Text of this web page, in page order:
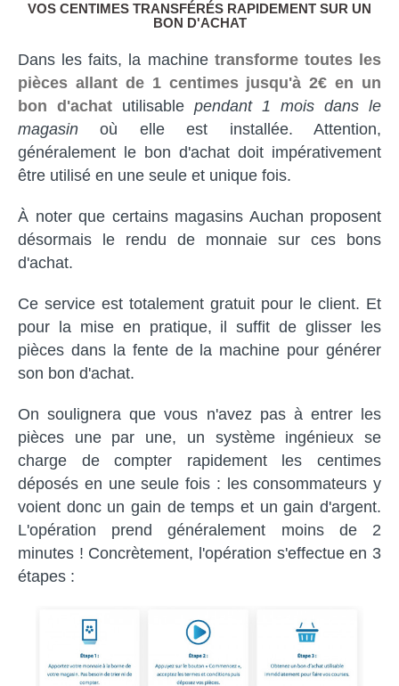
VOS CENTIMES TRANSFÉRÉS RAPIDEMENT SUR UN
BON D'ACHAT
Dans les faits, la machine transforme toutes les
pièces allant de 1 centimes jusqu'à 2€ en un
bon d'achat utilisable pendant 1 mois dans le
magasin où elle est installée. Attention,
généralement le bon d'achat doit impérativement
être utilisé en une seule et unique fois.
À noter que certains magasins Auchan proposent
désormais le rendu de monnaie sur ces bons
d'achat.
Ce service est totalement gratuit pour le client. Et
pour la mise en pratique, il suffit de glisser les
pièces dans la fente de la machine pour générer
son bon d'achat.
On soulignera que vous n'avez pas à entrer les
pièces une par une, un système ingénieux se
charge de compter rapidement les centimes
déposés en une seule fois : les consommateurs y
voient donc un gain de temps et un gain d'argent.
L'opération prend généralement moins de 2
minutes ! Concrètement, l'opération s'effectue en 3
étapes :